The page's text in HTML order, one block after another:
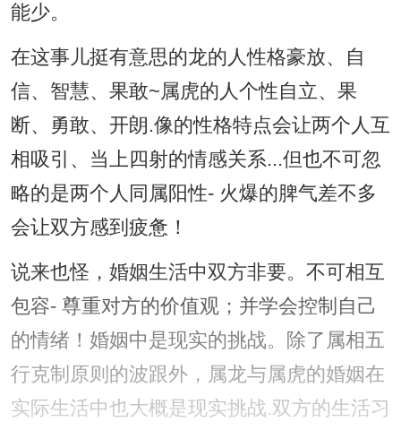
能少。
在这事儿挺有意思的龙的人性格豪放、自
信、智慧、果敢~属虎的人个性自立、果
断、勇敢、开朗.像的性格特点会让两个人互
相吸引、当上四射的情感关系...但也不可忽
略的是两个人同属阳性- 火爆的脾气差不多
会让双方感到疲惫！
说来也怪，婚姻生活中双方非要。不可相互
包容- 尊重对方的价值观；并学会控制自己
的情绪！婚姻中是现实的挑战。除了属相五
行克制原则的波跟外，属龙与属虎的婚姻在
实际生活中也大概是现实挑战.双方的生活习